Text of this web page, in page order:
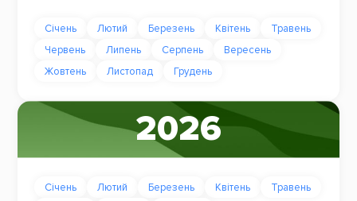
Січень Лютий Березень Квітень
Травень
Червень
Липень Серпень
Вересень
Жовтень
Листопад Грудень
2026
Січень Лютий Березень Квітень
Травень